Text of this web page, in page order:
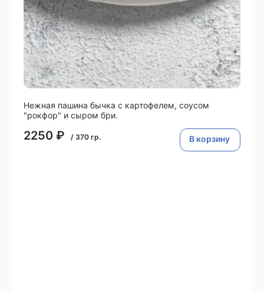
Нежная пашина бычка с картофелем, соусом
"рокфор" и сыром бри.
2250 ₽ / 370 гр. В корзину